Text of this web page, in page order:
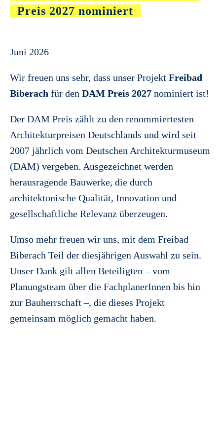
Preis 2027 nominiert
Juni 2026
Wir freuen uns sehr, dass unser Projekt Freibad
Biberach für den DAM Preis 2027nominiert ist!
Der DAM Preis zählt zu den renommiertesten
Architekturpreisen Deutschlands und wird seit
2007 jährlich vom Deutschen Architekturmuseum
(DAM) vergeben. Ausgezeichnet werden
herausragende Bauwerke, die durch
architektonische Qualität, Innovation und
gesellschaftliche Relevanz überzeugen.
Umso mehr freuen wir uns, mit dem Freibad
Biberach Teil der diesjährigen Auswahl zu sein.
Unser Dank gilt allen Beteiligten – vom
Planungsteam über die FachplanerInnen bis hin
zur Bauherrschaft –, die dieses Projekt
gemeinsam möglich gemacht haben.